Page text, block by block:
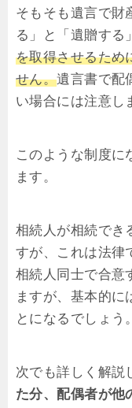
そもそも遺言で財
る」と「遺贈する
を取得させるため
せん。遺言書で配
い場合には注意し
このような制度に
ます。
相続人が相続でき
すが、これは法律
相続人同士で合意
ますが、基本的に
とになるでしょう。
次でも詳しく解説
た分、配偶者が他